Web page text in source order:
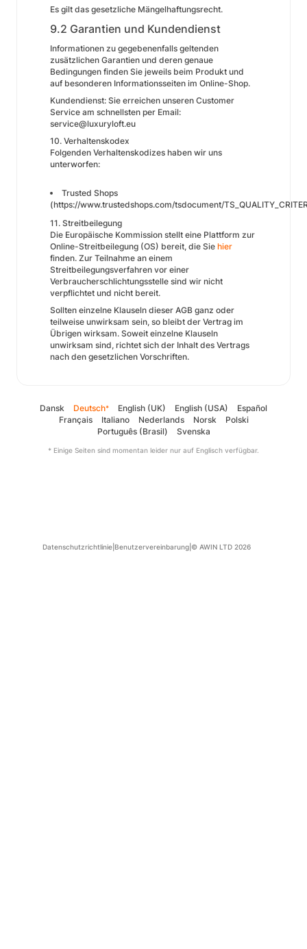
Es gilt das gesetzliche Mängelhaftungsrecht.
9.2 Garantien und Kundendienst
Informationen zu gegebenenfalls geltenden
zusätzlichen Garantien und deren genaue
Bedingungen finden Sie jeweils beim Produkt und
auf besonderen Informationsseiten im Online-Shop.
Kundendienst: Sie erreichen unseren Customer
Service am schnellsten per Email:
service@luxuryloft.eu
10. Verhaltenskodex​​​​​​​
Folgenden Verhaltenskodizes haben wir uns
unterworfen:
Trusted Shops
(https://www.trustedshops.com/tsdocument/
11. Streitbeilegung​​​​​​​
Die Europäische Kommission stellt eine Plattform zur
Online-Streitbeilegung (OS) bereit, die Sie hier
finden. Zur Teilnahme an einem
Streitbeilegungsverfahren vor einer
Verbraucherschlichtungsstelle sind wir nicht
verpflichtet und nicht bereit.
Sollten einzelne Klauseln dieser AGB ganz oder
teilweise unwirksam sein, so bleibt der Vertrag im
Übrigen wirksam. Soweit einzelne Klauseln
unwirksam sind, richtet sich der Inhalt des Vertrags
nach den gesetzlichen Vorschriften.
Dansk Deutsch* English (UK) English (USA)
Español
Français
Italiano Nederlands Norsk
Polski
Português (Brasil)
Svenska
* Einige Seiten sind momentan leider nur auf Englisch verfügbar.
Datenschutzrichtlinie Benutzervereinbarung © AWIN LTD 2026